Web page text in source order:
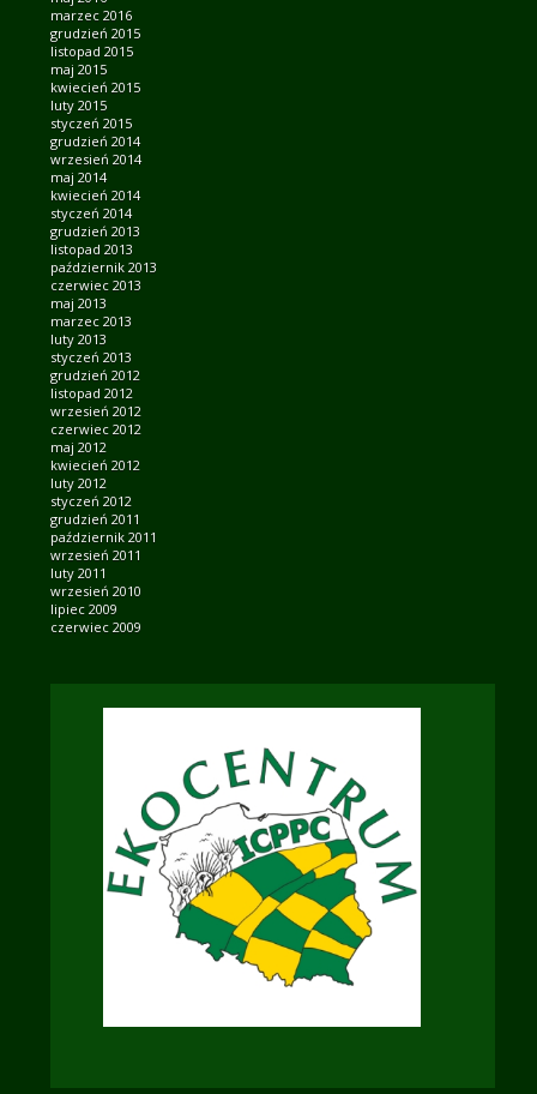
marzec 2016
grudzień 2015
listopad 2015
maj 2015
kwiecień 2015
luty 2015
styczeń 2015
grudzień 2014
wrzesień 2014
maj 2014
kwiecień 2014
styczeń 2014
grudzień 2013
listopad 2013
październik 2013
czerwiec 2013
maj 2013
marzec 2013
luty 2013
styczeń 2013
grudzień 2012
listopad 2012
wrzesień 2012
czerwiec 2012
maj 2012
kwiecień 2012
luty 2012
styczeń 2012
grudzień 2011
październik 2011
wrzesień 2011
luty 2011
wrzesień 2010
lipiec 2009
czerwiec 2009